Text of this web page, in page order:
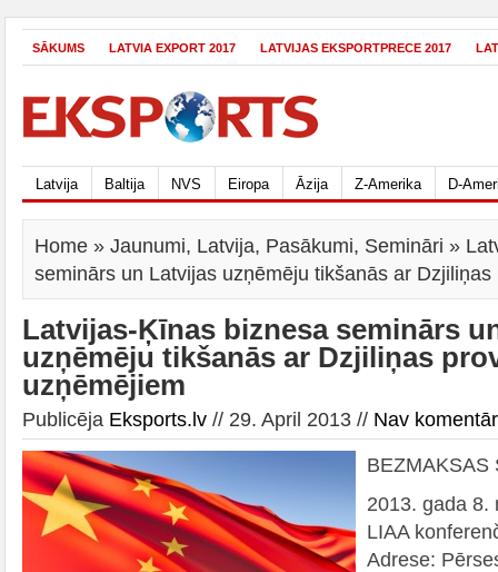
SĀKUMS LATVIA EXPORT 2017 LATVIJAS EKSPORTPRECE 2017
Latvija Baltija NVS Eiropa Āzija Z-Amerika D-
Home » Jaunumi, Latvija, Pasākumi, Semināri »
seminārs un Latvijas uzņēmēju tikšanās ar
Latvijas-Ķīnas biznesa seminārs
uzņēmēju tikšanās ar Dzjiliņas
uzņēmējiem
Publicēja Eksports.lv // 29. April 2013 // Nav
BEZMAKSAS
2013. gada 8.
LIAA
Adrese: